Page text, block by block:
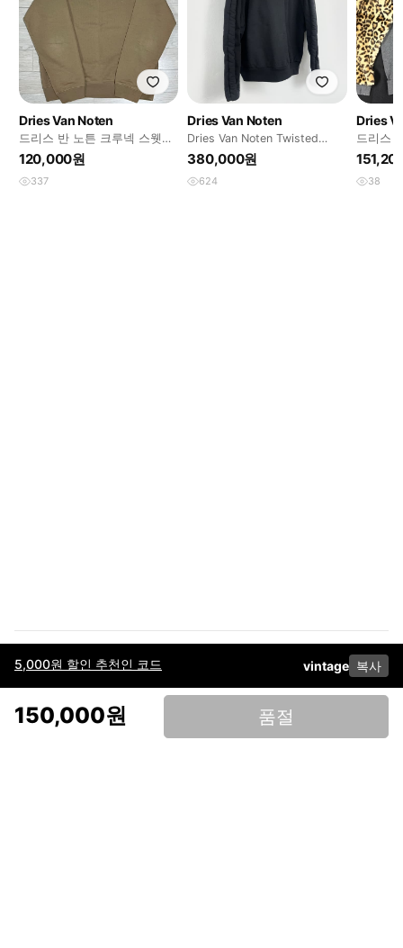
5,000원 할인 추천인 코드 vintage 복사
150,000원 품절
Dries Van Noten
드리스 반 노튼 크루넥 스웻셔
츠 L사이즈
120,000원
337
Dries Van Noten
Dries Van Noten Twisted
Sleeve Crewneck
380,000원
624
Dries
드리스
크 퍼 슬
38
이용약관고객센터판매개인정보 처리방침사업자 정보다운로드